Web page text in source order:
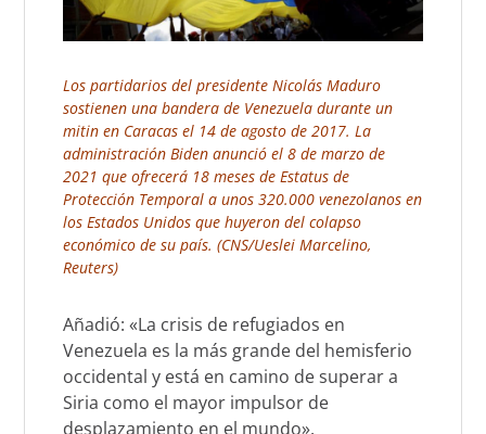
Los partidarios del presidente Nicolás Maduro
sostienen una bandera de Venezuela durante un
mitin en Caracas el 14 de agosto de 2017. La
administración Biden anunció el 8 de marzo de
2021 que ofrecerá 18 meses de Estatus de
Protección Temporal a unos 320.000 venezolanos en
los Estados Unidos que huyeron del colapso
económico de su país. (CNS/Ueslei Marcelino,
Reuters)
Añadió: «La crisis de refugiados en
Venezuela es la más grande del hemisferio
occidental y está en camino de superar a
Siria como el mayor impulsor de
desplazamiento en el mundo».